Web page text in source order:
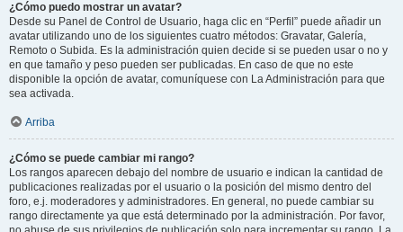
¿Cómo puedo mostrar un avatar?
Desde su Panel de Control de Usuario, haga clic en “Perfil” puede añadir un
avatar utilizando uno de los siguientes cuatro métodos: Gravatar, Galería,
Remoto o Subida. Es la administración quien decide si se pueden usar o no y
en que tamaño y peso pueden ser publicadas. En caso de que no este
disponible la opción de avatar, comuníquese con La Administración para que
sea activada.
Arriba
¿Cómo se puede cambiar mi rango?
Los rangos aparecen debajo del nombre de usuario e indican la cantidad de
publicaciones realizadas por el usuario o la posición del mismo dentro del
foro, e.j. moderadores y administradores. En general, no puede cambiar su
rango directamente ya que está determinado por la administración. Por favor,